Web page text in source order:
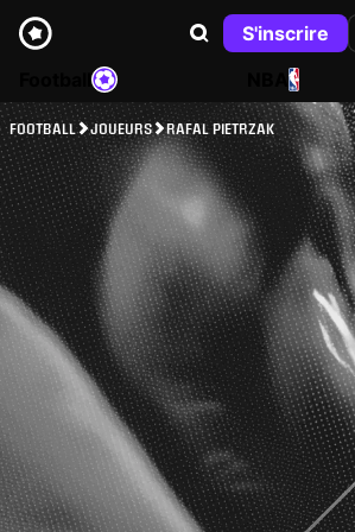
S'inscrire
NBA
FOOTBALL JOUEURS RAFAL PIETRZAK